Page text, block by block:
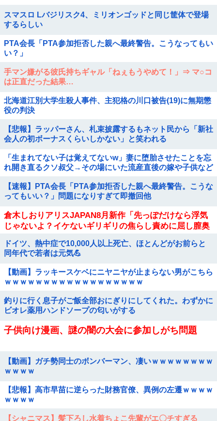
スマスロ Lバジリスク4、ミリオンゴッドと同じ筐体で登場
するらしい
PTA会長「PTA参加拒否した親へ最終警告。こうなってもい
い？」
手マン嫌がる彼氏持ちギャル「ねぇもうやめて！」⇒ マ○コ
は正直だった結果…
北海道江別大学生殺人事件、主犯格の川口被告(19)に無期懲
役の判決
【悲報】ラッパーさん、札束披露するもネット民から「新社
会人の初ボーナスくらいしかない」と笑われる
「生まれてない子は覚えてないw」妻に堕胎させたことを忘
れ開き直るクソ叔父→その場にいた流産直後の嫁や子供など
【速報】PTA会長「PTA参加拒否した親へ最終警告。こうな
ってもいい？」問題になりすぎて即撤回他
倉木しおりアリスJAPAN8月新作「先っぽだけなら浮気
じゃないよ？イケないギリギリの焦らし責めに屈し膣奥
深ハメ浮気」理性崩壊NTR作品！！
ドイツ、熱中症で10,000人以上死亡、ほとんどがお前らと
同年代で若者は元気💪
【動画】ラッキースケベにニヤニヤが止まらない男がこちら
ｗｗｗｗｗｗｗｗｗｗｗｗｗｗｗｗｗｗ
釣りに行く息子がご飯全部おにぎりにしてくれた。わずかに
ビオレ薬用ハンドソープの匂いがする
子供向け漫画、謎の闇の大会に参加しがち問題
【動画】ガチ勢同士のボンバーマン、凄いｗｗｗｗｗｗｗｗ
ｗｗｗｗ
【悲報】高市早苗に逆らった財務官僚、異例の左遷ｗｗｗｗ
ｗｗｗｗ
【シャニマス】髪下ろし水着ちょこ先輩がエ〇チすぎる